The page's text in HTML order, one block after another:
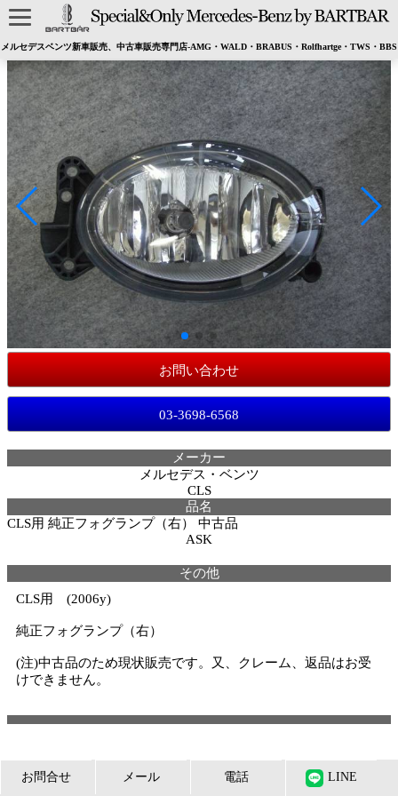
メルセデスベンツ新車販売、中古車販売専門店-AMG・WALD・BRABUS・Rolfhartge・TWS・BBS
お問い合わせ
03-3698-6568
メーカー
メルセデス・ベンツ
CLS
品名
CLS用 純正フォグランプ（右） 中古品
ASK
その他
CLS用 (2006y)
純正フォグランプ（右）
(注)中古品のため現状販売です。又、クレーム、返品はお受
けできません。
お問合せ メール 電話 LINE